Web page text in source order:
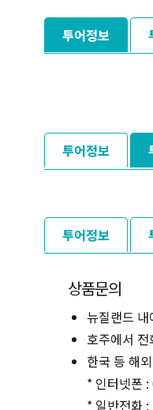
투어정보
투어정보
투어정보
상품문의
뉴질랜드
호주에서
한국 등 해
* 인터넷폰
* 일반전화